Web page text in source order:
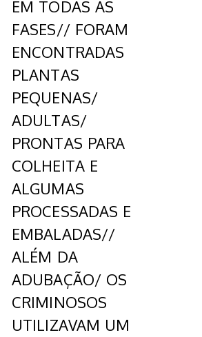
EM TODAS AS
FASES// FORAM
ENCONTRADAS
PLANTAS
PEQUENAS/
ADULTAS/
PRONTAS PARA
COLHEITA E
ALGUMAS
PROCESSADAS E
EMBALADAS//
ALÉM DA
ADUBAÇÃO/ OS
CRIMINOSOS
UTILIZAVAM UM